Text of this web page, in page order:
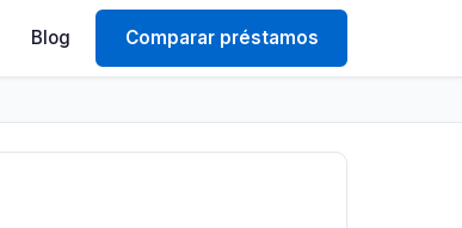
Blog Comparar préstamos